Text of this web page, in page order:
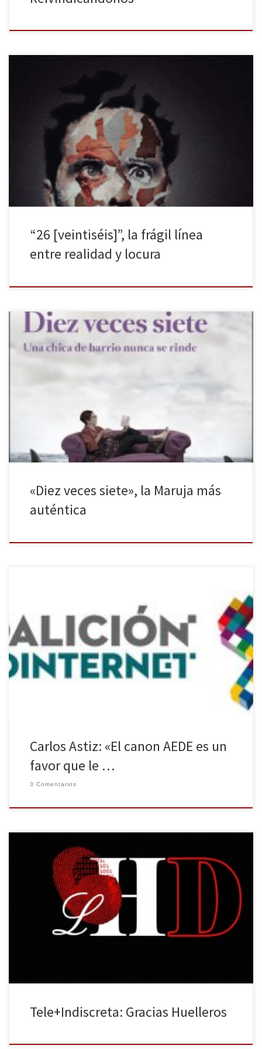
José G. Cordonié agarra al lector por el pescuezo desde las
primeras líneas de esta excelente y desasosegante novela y no lo
suelta hasta la última palabra. Una inquietante y deliciosa espiral
“pulp” y negra con alma de blues que no se anda con medias
tintas. Dice José G. Cordonié […]
“26 [veintiséis]”, la frágil línea
entre realidad y locura
La periodista y escritora Maruja Torres acaba de presentar su
profesional de su vida en retrospectiva, tomando como punto de
de las profesionales más prolíficas […]
«Diez veces siete», la Maruja más
auténtica
El próximo martes 22 de julio se prevé que se apruebe la reforma
de la Ley de Propiedad Intelectual. Una de sus propuestas más
polémicas ha sido el llamado ‘Canon AEDE’, un derecho
irrenunciable que obligaría a los medios a cobrar por los enlaces
que se hacen de sus informaciones. […]
Carlos Astiz: «El canon AEDE es un
favor que le …
3 Comentarios
Terminado el curso académico (para los buenos estudiantes)
desde la novata sección de Televisión queremos dar las GRACIAS
con este especial de la Tele+Indiscreta. Primero de todo a los
Huelleros que cada día se pasan por aquí y dan sentido a nuestro
trabajo. Y Segundo, pero no por ello menos […]
Tele+Indiscreta: Gracias Huelleros